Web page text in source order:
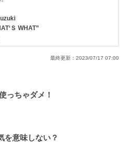
Ｓ WHAT”
最終更新： 2023/07/17 07:00
っちゃダメ！
を意味しない？